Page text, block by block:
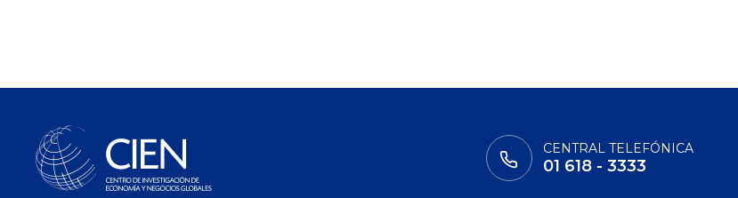
CENTRAL TELEFÓNICA
01 618 - 3333